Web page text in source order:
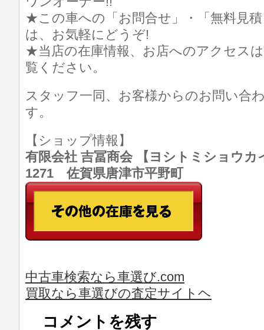
★この車への「お問合せ」・「無料見
は、お気軽にどうぞ!
★当店の在庫情報、お店へのアクセス
覧ください。
スタッフ一同、お客様からのお問い合
す。
【ショップ情報】
有限会社 吉冨商会 【ヨシトミショウ
1271 佐賀県唐津市平野町
中古車検索なら車選び.com
買取なら車選びの査定サイトヘ
コメントを残す